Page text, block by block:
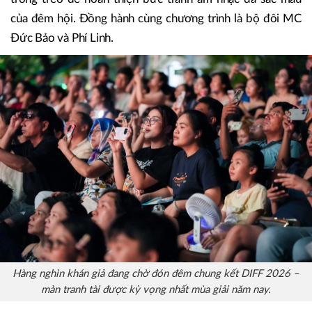
của đêm hội. Đồng hành cùng chương trình là bộ đôi MC
Đức Bảo và Phí Linh.
Hàng nghìn khán giả đang chờ đón đêm chung kết DIFF 2026 –
màn tranh tài được kỳ vọng nhất mùa giải năm nay.